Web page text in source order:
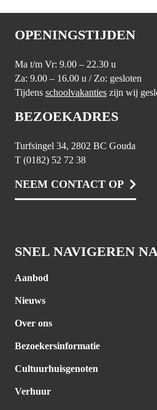
OPENINGSTIJDEN
Ma t/m Vr: 9.00 – 22.30 u
Za: 9.00 – 16.00 u / Zo: gesloten
Tijdens schoolvakanties zijn wij
BEZOEKADRES
Turfsingel 34, 2802 BC Gouda
T (0182) 52 72 38
NEEM CONTACT OP
SNEL NAVIGEREN
Aanbod
Nieuws
Over ons
Bezoekersinformatie
Cultuurhuisgenoten
Verhuur